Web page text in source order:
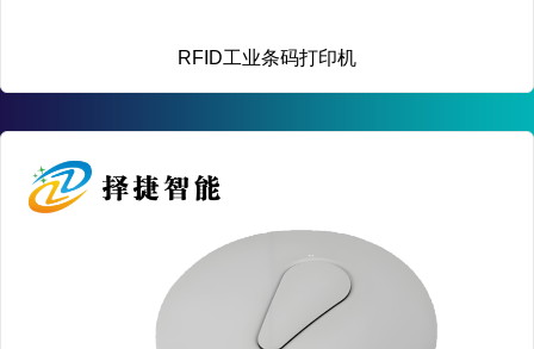
RFID工业条码打印机